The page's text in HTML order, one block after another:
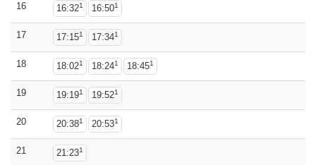
16 16:321 16:501
17 17:151 17:341
18 18:021 18:241 18:451
19 19:191 19:521
20 20:381 20:531
21 21:231